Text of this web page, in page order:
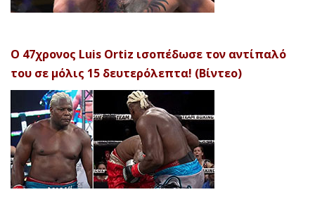
Ο 47χρονος Luis Ortiz ισοπέδωσε τον αντίπαλό
του σε μόλις 15 δευτερόλεπτα! (Βίντεο)